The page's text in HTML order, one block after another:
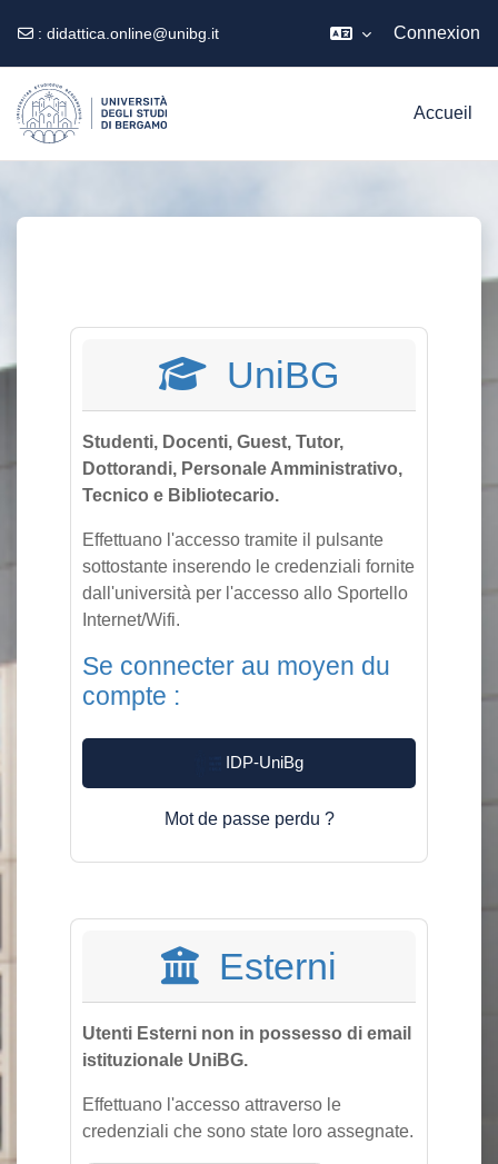
: didattica.online@unibg.it Connexion
Accueil
UniBG
Studenti, Docenti, Guest, Tutor,
Dottorandi, Personale Amministrativo,
Tecnico e Bibliotecario.
Effettuano l'accesso tramite il pulsante
sottostante inserendo le credenziali fornite
dall'università per l'accesso allo Sportello
Internet/Wifi.
Se connecter au moyen du
compte :
IDP-UniBg
Mot de passe perdu ?
Esterni
Utenti Esterni non in possesso di email
istituzionale UniBG.
Effettuano l'accesso attraverso le
credenziali che sono state loro assegnate.